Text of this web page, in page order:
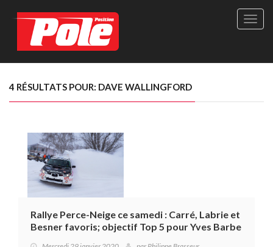
Site
Le
4 RÉSULTATS POUR: DAVE WALLINGFORD
Rallye Perce-Neige ce samedi : Carré, Labrie et
Besner favoris; objectif Top 5 pour Yves Barbe